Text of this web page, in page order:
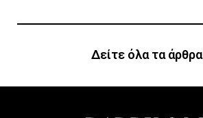
Δείτε όλα τα άρθρα